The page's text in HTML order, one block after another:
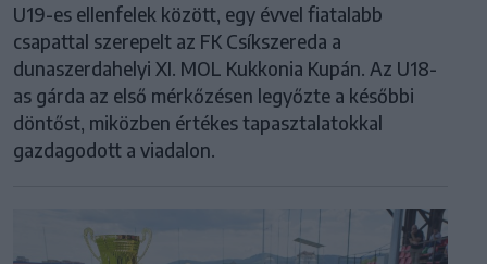
U19-es ellenfelek között, egy évvel fiatalabb
csapattal szerepelt az FK Csíkszereda a
dunaszerdahelyi XI. MOL Kukkonia Kupán. Az U18-
as gárda az első mérkőzésen legyőzte a későbbi
döntőst, miközben értékes tapasztalatokkal
gazdagodott a viadalon.